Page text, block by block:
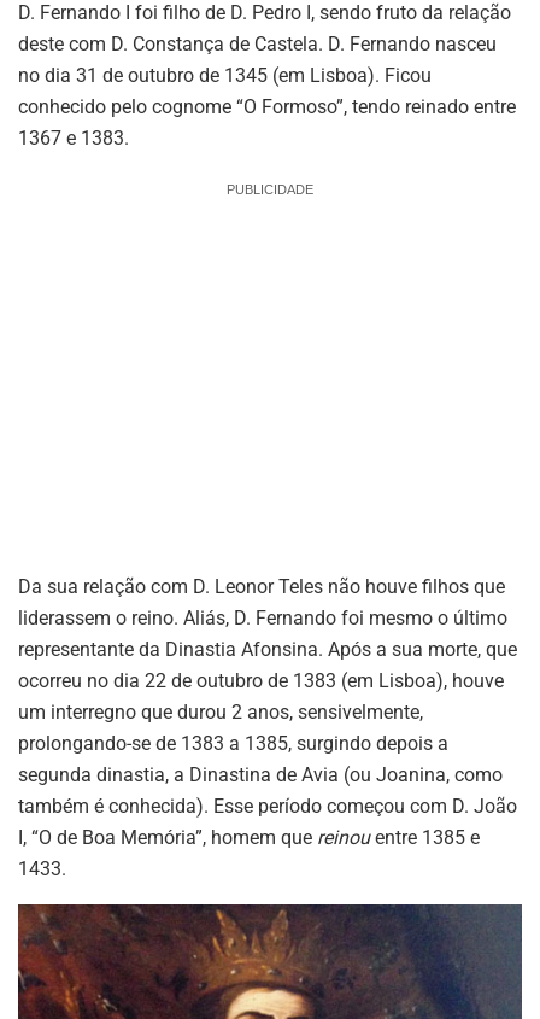
D. Fernando I foi filho de D. Pedro I, sendo fruto da relação
deste com D. Constança de Castela. D. Fernando nasceu
no dia 31 de outubro de 1345 (em Lisboa). Ficou
conhecido pelo cognome “O Formoso”, tendo reinado entre
1367 e 1383.
PUBLICIDADE
Da sua relação com D. Leonor Teles não houve filhos que
liderassem o reino. Aliás, D. Fernando foi mesmo o último
representante da Dinastia Afonsina. Após a sua morte, que
ocorreu no dia 22 de outubro de 1383 (em Lisboa), houve
um interregno que durou 2 anos, sensivelmente,
prolongando-se de 1383 a 1385, surgindo depois a
segunda dinastia, a Dinastina de Avia (ou Joanina, como
também é conhecida). Esse período começou com D. João
I, “O de Boa Memória”, homem que reinouentre 1385 e
1433.